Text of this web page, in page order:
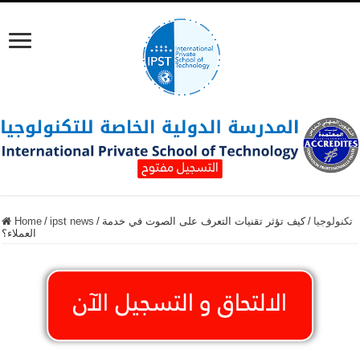
Home / ipst news / تكنولوجيا / كيف تؤثر تقنيات التعرف على الصوت في خدمة
العملاء؟